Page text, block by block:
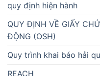
quy định hiện hành
QUY ĐỊNH VỀ GIẤY
ĐỘNG (OSH)
Quy trình khai báo hải
REACH